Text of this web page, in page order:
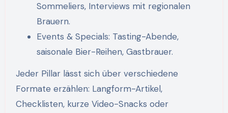
Sommeliers, Interviews mit regionalen
Brauern.
Events & Specials: Tasting-Abende,
saisonale Bier-Reihen, Gastbrauer.
Jeder Pillar lässt sich über verschiedene
Formate erzählen: Langform-Artikel,
Checklisten, kurze Video-Snacks oder